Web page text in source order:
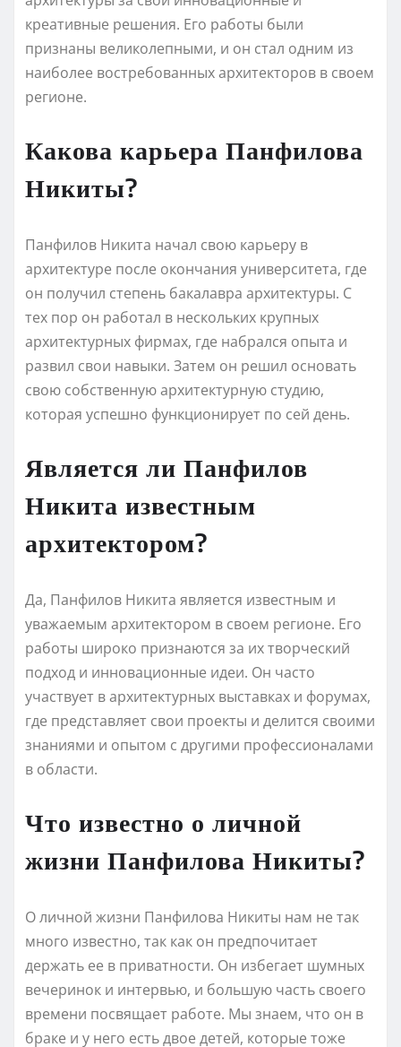
креативные решения. Его работы были
признаны великолепными, и он стал одним из
наиболее востребованных архитекторов в своем
регионе.
Какова карьера Панфилова
Никиты?
Панфилов Никита начал свою карьеру в
архитектуре после окончания университета, где
он получил степень бакалавра архитектуры. С
тех пор он работал в нескольких крупных
архитектурных фирмах, где набрался опыта и
развил свои навыки. Затем он решил основать
свою собственную архитектурную студию,
которая успешно функционирует по сей день.
Является ли Панфилов
Никита известным
архитектором?
Да, Панфилов Никита является известным и
уважаемым архитектором в своем регионе. Его
работы широко признаются за их творческий
подход и инновационные идеи. Он часто
участвует в архитектурных выставках и форумах,
где представляет свои проекты и делится своими
знаниями и опытом с другими профессионалами
в области.
Что известно о личной
жизни Панфилова Никиты?
О личной жизни Панфилова Никиты нам не так
много известно, так как он предпочитает
держать ее в приватности. Он избегает шумных
вечеринок и интервью, и большую часть своего
времени посвящает работе. Мы знаем, что он в
браке и у него есть двое детей, которые тоже